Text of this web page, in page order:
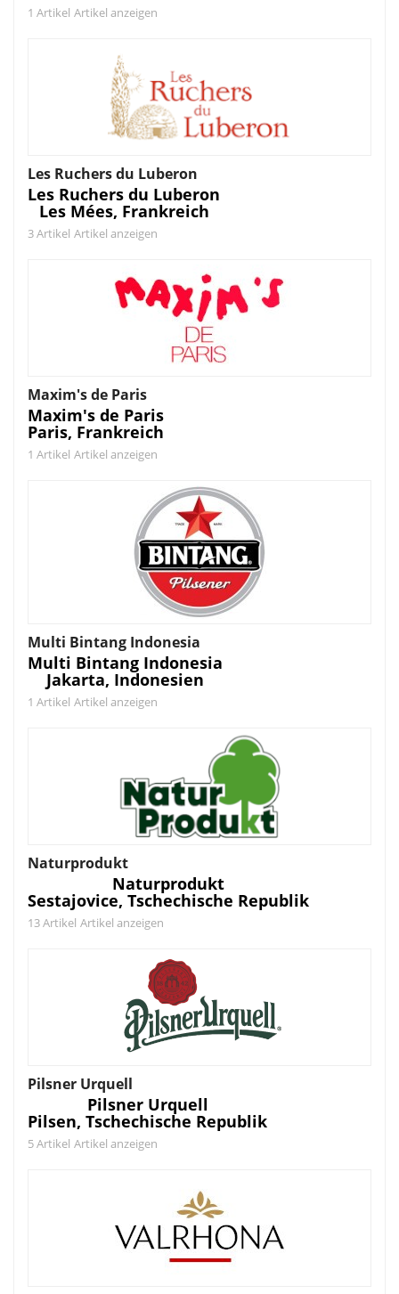
1 Artikel Artikel anzeigen
Les Ruchers du Luberon
Les Ruchers du Luberon
Les Mées, Frankreich
3 Artikel Artikel anzeigen
Maxim's de Paris
Maxim's de Paris
Paris, Frankreich
1 Artikel Artikel anzeigen
Multi Bintang Indonesia
Multi Bintang Indonesia
Jakarta, Indonesien
1 Artikel Artikel anzeigen
Naturprodukt
Naturprodukt
Sestajovice, Tschechische Republik
13 Artikel Artikel anzeigen
Pilsner Urquell
Pilsner Urquell
Pilsen, Tschechische Republik
5 Artikel Artikel anzeigen